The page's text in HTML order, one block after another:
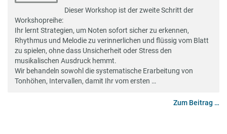
Dieser Workshop ist der zweite Schritt der
Workshopreihe:
Ihr lernt Strategien, um Noten sofort sicher zu erkennen,
Rhythmus und Melodie zu verinnerlichen und flüssig vom Blatt
zu spielen, ohne dass Unsicherheit oder Stress den
musikalischen Ausdruck hemmt.
Wir behandeln sowohl die systematische Erarbeitung von
Tonhöhen, Intervallen, damit Ihr vom ersten …
Zum Beitrag …